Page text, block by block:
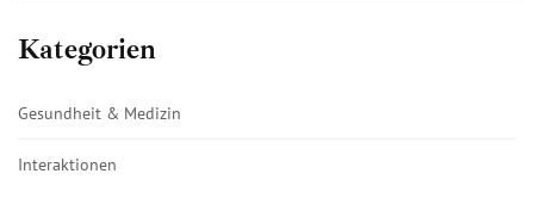
Kategorien
Gesundheit & Medizin
Interaktionen